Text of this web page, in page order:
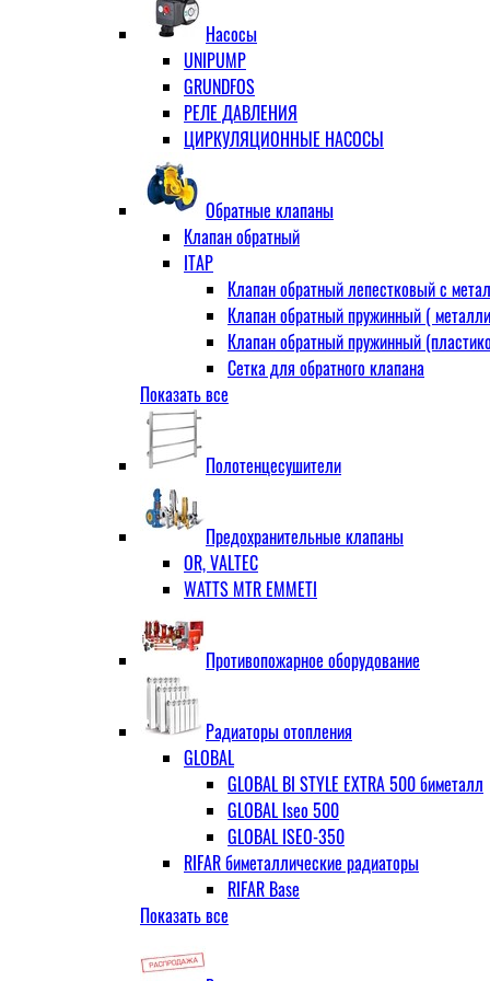
Ниппель прямой
Ниппель-переходник
Переходник ВН
Переходник НВ (футорка)
Сгон
Угловой
Тройник
Тройник переходной
Тройник равный
Угольник
ВВ
ВН
Удлинитель потока для радиатора
Насосы
UNIPUMP
GRUNDFOS
РЕЛЕ ДАВЛЕНИЯ
ЦИРКУЛЯЦИОННЫЕ НАСОСЫ
Обратные клапаны
Клапан обратный
ITAP
Клапан обратный лепестковый с
Клапан обратный пружинный (
Клапан обратный пружинный
Сетка для обратного клапана
VALTEC
АДЛ
RD30 Корпус/диск - чугун РN16 (Тмакс
ЧАЗ (двухдисковые)
Показать все
Полотенцесушители
Предохранительные клапаны
OR, VALTEC
WATTS MTR EMMETI
Противопожарное оборудование
Радиаторы отопления
GLOBAL
GLOBAL BI STYLE EXTRA 500 биметалл
GLOBAL Iseo 500
GLOBAL ISEO-350
RIFAR биметаллические радиаторы
RIFAR Base
Показать все